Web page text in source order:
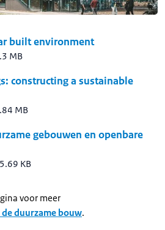
built environment
MB
constructing a sustainable
MB
gebouwen en openbare
KB
voor meer
duurzame bouw.